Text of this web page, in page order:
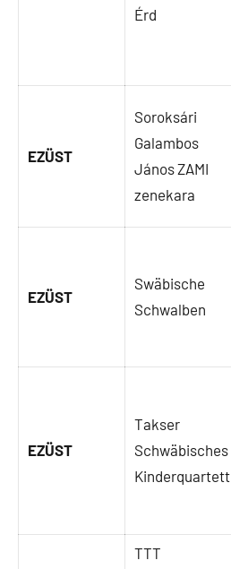
Érd
EZÜST
Soroksári
Galambos
János ZAMI
zenekara
EZÜST
Swäbische
Schwalben
EZÜST
Takser
Schwäbisches
Kinderquartett
TTT